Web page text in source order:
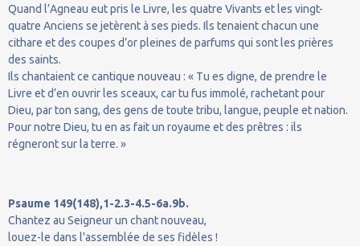
Quand l’Agneau eut pris le Livre, les quatre Vivants et les vingt-
quatre Anciens se jetèrent à ses pieds. Ils tenaient chacun une
cithare et des coupes d’or pleines de parfums qui sont les prières
des saints.
Ils chantaient ce cantique nouveau : « Tu es digne, de prendre le
Livre et d’en ouvrir les sceaux, car tu fus immolé, rachetant pour
Dieu, par ton sang, des gens de toute tribu, langue, peuple et nation.
Pour notre Dieu, tu en as fait un royaume et des prêtres : ils
régneront sur la terre. »
Psaume 149(148),1-2.3-4.5-6a.9b.
Chantez au Seigneur un chant nouveau,
louez-le dans l'assemblée de ses fidèles !